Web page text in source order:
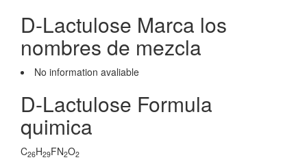
D-Lactulose Marca los
nombres de mezcla
No information avaliable
D-Lactulose Formula
quimica
C26H29FN2O2